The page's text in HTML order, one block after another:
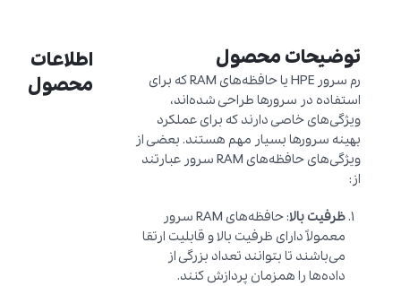
توضیحات محصول
رم سرور HPE یا حافظه‌های RAM که برای
استفاده در سرورها طراحی شده‌اند،
ویژگی‌های خاصی دارند که برای عملکرد
بهینه سرورها بسیار مهم هستند. بعضی از
ویژگی‌های حافظه‌های RAM سرور عبارتند
از:
ظرفیت بالا
: حافظه‌های RAM سرور
معمولاً دارای ظرفیت بالا و قابلیت ارتقا
می‌باشند تا بتوانند تعداد بزرگی از
داده‌ها را همزمان پردازش کنند.
اطلاعات
محصول